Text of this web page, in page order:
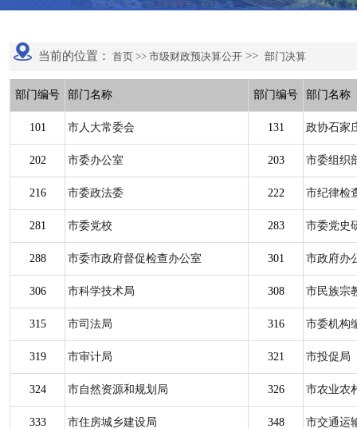
当前的位置： 首页 >> 市级财政预决算公开 >> 部门决算
部门编号 部门名称 部门编号 部门名称
101 市人大常委会 131 政协石家
202 市委办公室 203 市委组织
216 市委政法委 222 市纪律检
281 市委党校 283 市委党史
288 市委市政府督促检查办公室 301 市政府办
306 市科学技术局 308 市民族宗
315 市司法局 316 市委机构
319 市审计局 321 市投促局
324 市自然资源和规划局 326 市农业农
333 市住房城乡建设局 348 市交通运